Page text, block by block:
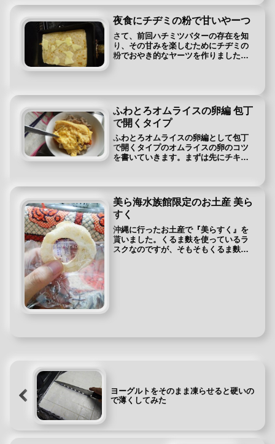
ていたような。懐かしいｗ）コーヒの
サブスクも流行っているようなので、
レビューを書いてみようと色々調べて
います。
夜食にチヂミの粉で甘いやーつ
さて、前回ハチミツバターの存在を知
り、その甘みを楽しむためにチヂミの
粉でおやき的なヤーツを作りました。
少ない場合も甘くないお好み焼きバ
ー...
ふわとろオムライスの卵編 包丁
で開くタイプ
ふわとろオムライスの卵編として包丁
で開くタイプのオムライスの卵のコツ
を書いていきます。まずは先にチキン
ケチャップライスに茹でた豚をのせま
す。豚は日がたっていたのか、柔らか
い...
美ら海水族館限定のお土産 美ら
すく
沖縄に行ったお土産で『美らすく』を
貰いました。くるま麩を使っているラ
スクなのですが、そもそもくるま麩を
ヨーグルトをそのまま凍らせると硬いの
で薄くしてみた